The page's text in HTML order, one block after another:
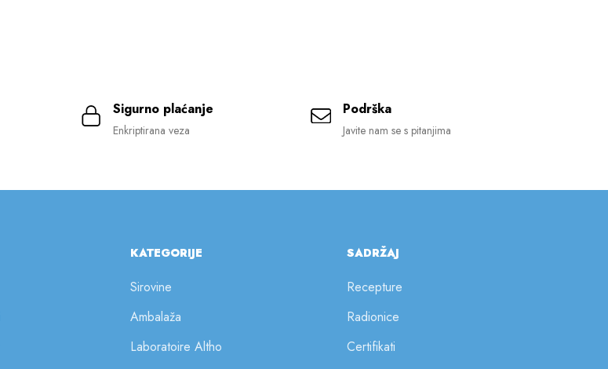
Sigurno plaćanje
Enkriptirana veza
Podrška
Javite nam se s pitanjima
KATEGORIJE
Sirovine
Ambalaža
Laboratoire Altho
SADRŽAJ
Recepture
Radionice
Certifikati